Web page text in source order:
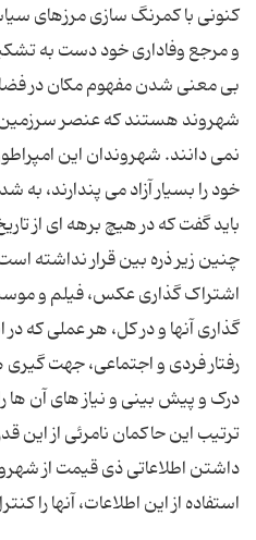
کنونی با کمرنگ سازی مرزهای
و مرجع وفاداری خود دست به
بی معنی شدن مفهوم مکان در
شهروند هستند که عنصر سرزمین
نمی دانند. شهروندان این
باید گفت که در هیچ برهه ای از
چنین زیر ذره بین قرار نداشته
اشتراک گذاری عکس، فیلم و
گذاری آنها و در کل، هر عملی که
رفتار فردی و اجتماعی، جهت گیری
درک و پیش بینی و نیاز های آن ها
ترتیب این حاکمان نامرئی از این
داشتن اطلاعاتی ذی قیمت از